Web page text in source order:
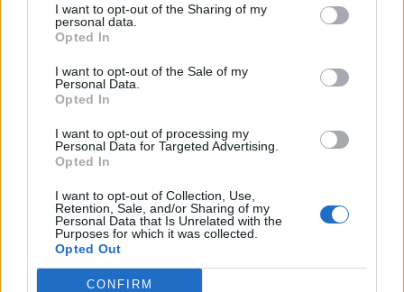
I want to opt-out of the Sharing of my
personal data.
Opted In
I want to opt-out of the Sale of my
Personal Data.
Opted In
I want to opt-out of processing my
Personal Data for Targeted Advertising.
Opted In
I want to opt-out of Collection, Use,
Retention, Sale, and/or Sharing of my
Personal Data that Is Unrelated with the
Purposes for which it was collected.
Opted Out
CONFIRM